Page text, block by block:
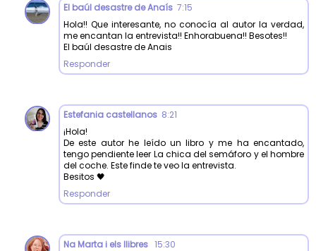
El baúl desastre de Anaís 7:15
Hola!! Que interesante, no conocía al autor la verdad,
me encantan la entrevista!! Enhorabuena!! Besotes!!
El baúl desastre de Anais
Responder
Estefania castellanos 8:21
¡Hola!
De este autor he leído un libro y me ha encantado,
tengo pendiente leer La chica del semáforo y el hombre
del coche. Este finde te veo la entrevista.
Besitos 🖤
Responder
Na Marta i els llibres 15:30